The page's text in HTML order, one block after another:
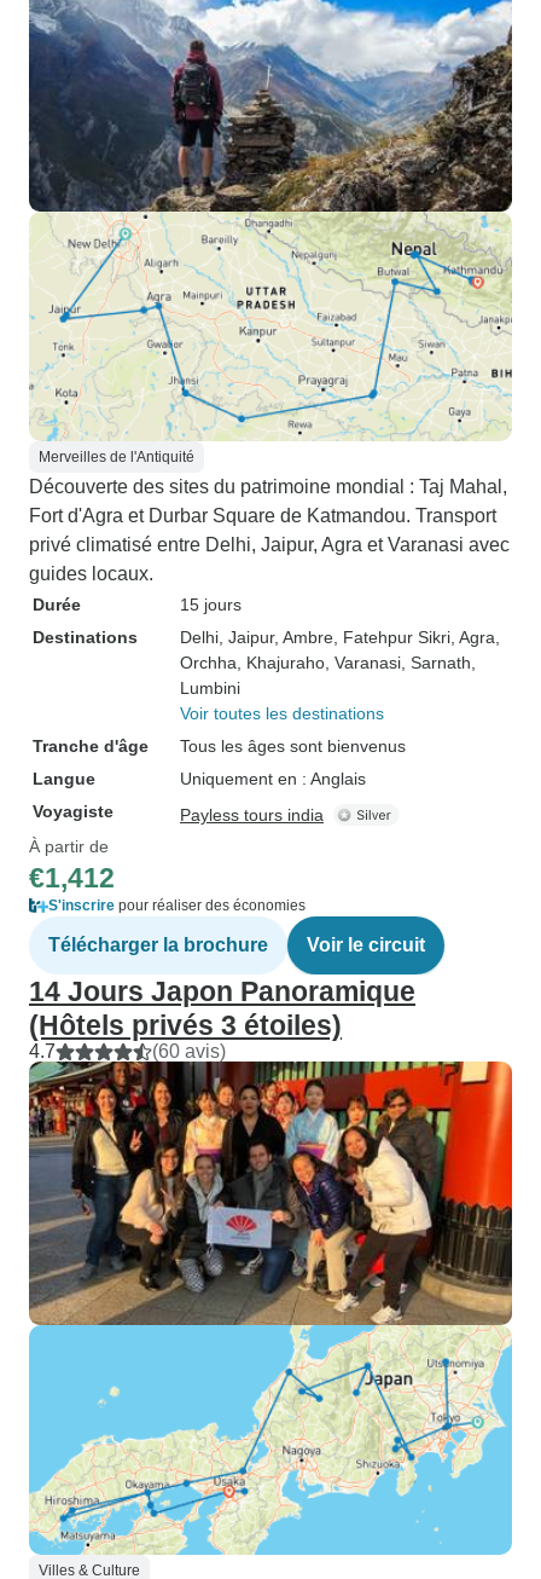
Merveilles de l'Antiquité
Découverte des sites du patrimoine mondial : Taj Mahal,
Fort d'Agra et Durbar Square de Katmandou. Transport
privé climatisé entre Delhi, Jaipur, Agra et Varanasi avec
guides locaux.
Durée
15 jours
Destinations
Delhi , Jaipur, Ambre , Fatehpur Sikri , Agra
Orchha , Khajuraho , Varanasi , Sarnath
Lumbini
Voir toutes les destinations
Tranche d'âge
Tous les âges sont bienvenus
Langue
Uniquement en : Anglais
Voyagiste
Payless tours india
À partir de
€1,412
S'inscrire pour réaliser des économies
Télécharger la brochure Voir le circuit
14 Jours Japon Panoramique
(Hôtels privés 3 étoiles)
4.7 (60 avis)
Villes & Culture